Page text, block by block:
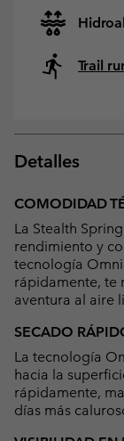
Trail
Detalles
COMODIDAD
La Stealth
rendimiento y
tecnología
rápidamente, te
aventura al aire
SECADO
La tecnología
hacia la
rápidamente,
días más